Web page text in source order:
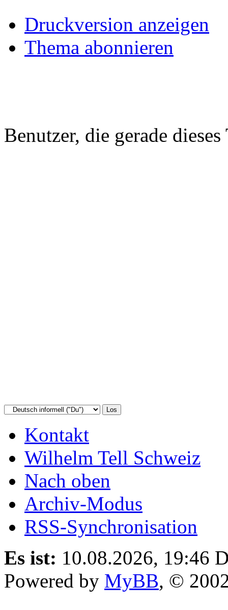
Druckversion anzeigen
Thema abonnieren
Benutzer, die gerade
Kontakt
Wilhelm Tell Schweiz
Nach oben
Archiv-Modus
RSS-Synchronisation
Es ist: 10.08.2026, 19:46
Powered by MyBB, ©